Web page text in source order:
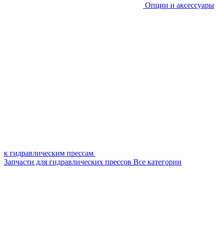
Опции и аксессуары
к гидравлическим прессам
Запчасти для гидравлических прессов Все категории